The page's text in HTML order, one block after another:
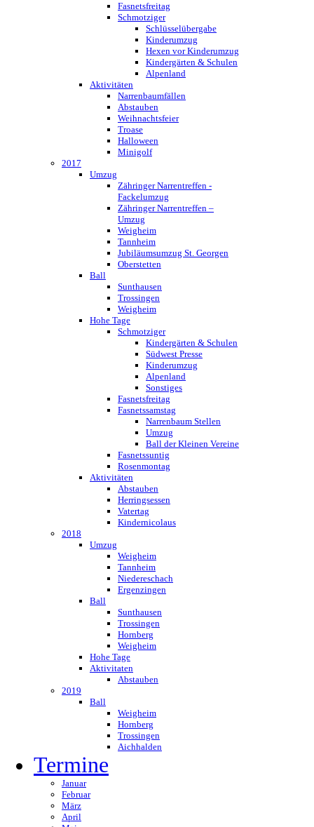
Fasnetsfreitag
Schmotziger
Schlüsselübergabe
Kinderumzug
Hexen vor Kinderumzug
Kindergärten & Schulen
Alpenland
Aktivitäten
Narrenbaumfällen
Abstauben
Weihnachtsfeier
Troase
Halloween
Minigolf
2017
Umzug
Zähringer Narrentreffen -
Fackelumzug
Zähringer Narrentreffen –
Umzug
Weigheim
Tannheim
Jubiläumsumzug St. Georgen
Oberstetten
Ball
Sunthausen
Trossingen
Weigheim
Hohe Tage
Schmotziger
Kindergärten & Schulen
Südwest Presse
Kinderumzug
Alpenland
Sonstiges
Fasnetsfreitag
Fasnetssamstag
Narrenbaum Stellen
Umzug
Ball der Kleinen Vereine
Fasnetssuntig
Rosenmontag
Aktivitäten
Abstauben
Herringsessen
Vatertag
Kindernicolaus
2018
Umzug
Weigheim
Tannheim
Niedereschach
Ergenzingen
Ball
Sunthausen
Trossingen
Hornberg
Weigheim
Hohe Tage
Aktivitaten
Abstauben
2019
Ball
Weigheim
Hornberg
Trossingen
Aichhalden
Termine
Januar
Februar
März
April